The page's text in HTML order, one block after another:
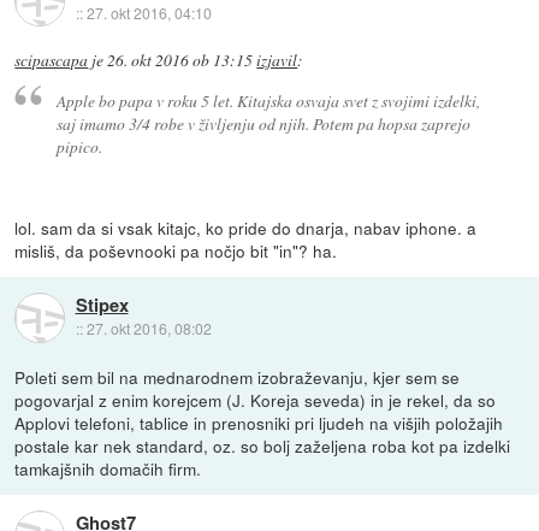
::27. okt 2016, 04:10
scipascapa je26. okt 2016 ob 13:15izjavil:
Apple bo papa v roku 5 let. Kitajska osvaja svet z svojimi izdelki,
saj imamo 3/4 robe v življenju od njih. Potem pa hopsa zaprejo
pipico.
lol. sam da si vsak kitajc, ko pride do dnarja, nabav iphone. a
misliš, da poševnooki pa nočjo bit "in"? ha.
Stipex
::27. okt 2016, 08:02
Poleti sem bil na mednarodnem izobraževanju, kjer sem se
pogovarjal z enim korejcem (J. Koreja seveda) in je rekel, da so
Applovi telefoni, tablice in prenosniki pri ljudeh na višjih položajih
postale kar nek standard, oz. so bolj zaželjena roba kot pa izdelki
tamkajšnih domačih firm.
Ghost7